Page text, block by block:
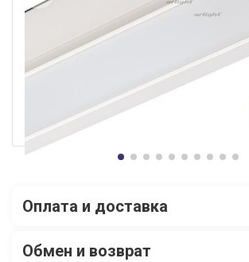
Светильник на шине Arlight
В наличии Более 10
Оплата и доставка
Обмен и возврат